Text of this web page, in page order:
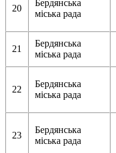
20
Бердянська
міська рада
21
Бердянська
міська рада
22
Бердянська
міська рада
23
Бердянська
міська рада